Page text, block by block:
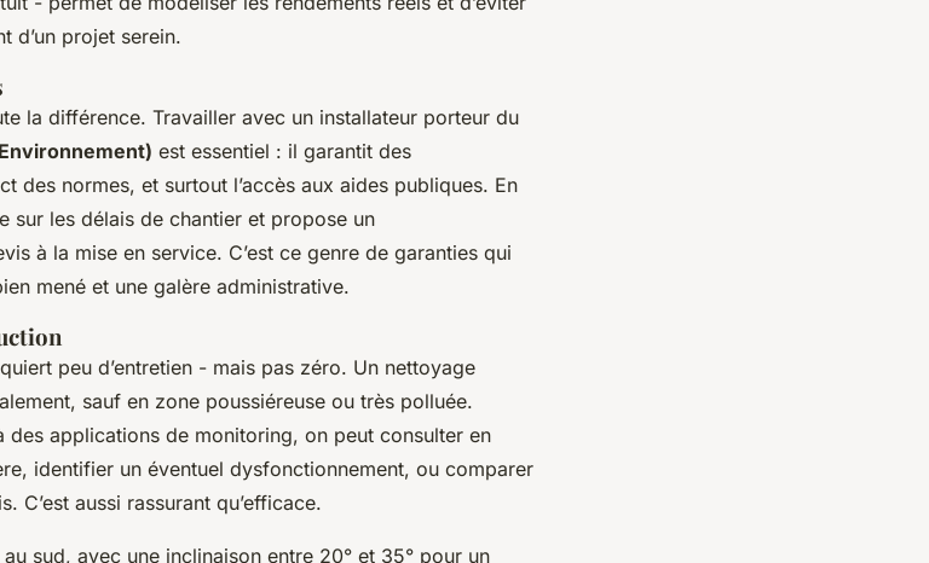
d’un projet serein.
la différence. Travailler avec un installateur porteur du
est essentiel : il garantit des
des normes, et surtout l’accès aux aides publiques. En
sur les délais de chantier et propose un
à la mise en service. C’est ce genre de garanties qui
mené et une galère administrative.
peu d’entretien - mais pas zéro. Un nettoyage
sauf en zone poussiéreuse ou très polluée.
des applications de monitoring, on peut consulter en
identifier un éventuel dysfonctionnement, ou comparer
C’est aussi rassurant qu’efficace.
sud, avec une inclinaison entre 20° et 35° pour un